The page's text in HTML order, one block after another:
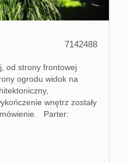
7142488
od strony frontowej
ogrodu widok na
wnętrz zostały
Parter: